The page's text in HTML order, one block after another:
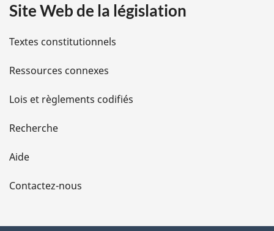
i
l
s
d
e
l
a
Site Web de la législation
Textes constitutionnels
Ressources connexes
Lois et règlements codifiés
Recherche
Aide
Contactez-nous